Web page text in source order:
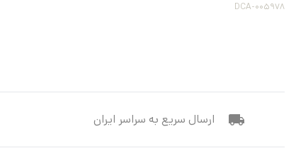
DCA-005978
ارسال سریع به سراسر ایران